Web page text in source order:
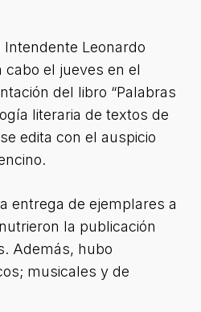
Leonardo
cabo el jueves en el
del libro “Palabras
literaria de textos de
edita con el auspicio
entrega de ejemplares a
la publicación
Además, hubo
musicales y de